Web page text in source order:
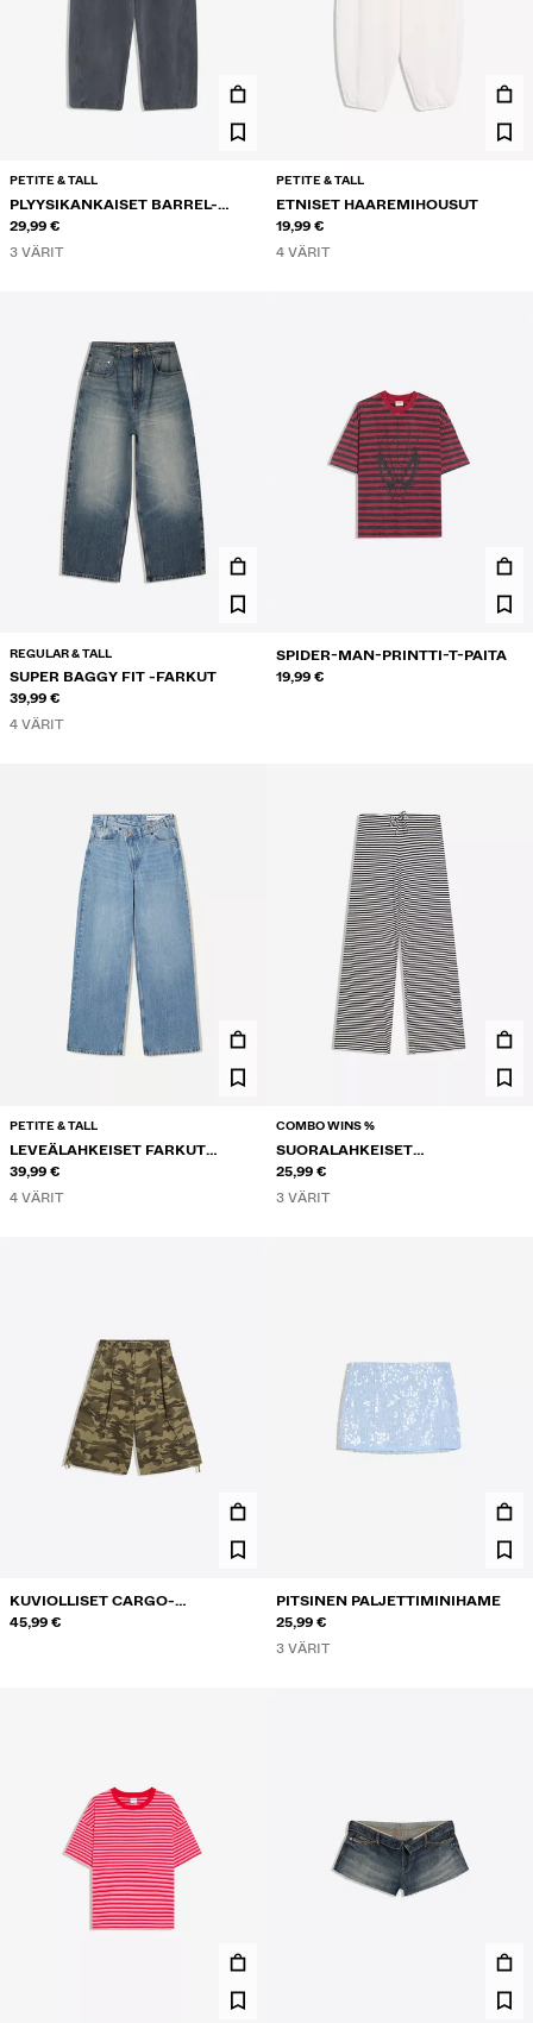
PETITE & TALL
PLYYSIKANKAISET BARREL-
HOUSUT STOPPAREILLA
29,99 €
3 VÄRIT
PETITE & TALL
ETNISET HAAREMIHOUSUT
19,99 €
4 VÄRIT
REGULAR & TALL
SUPER BAGGY FIT -FARKUT
39,99 €
4 VÄRIT
SPIDER-MAN-PRINTTI-T-PAITA
19,99 €
PETITE & TALL
LEVEÄLAHKEISET FARKUT
KIETAISUVYÖTÄRÖLLÄ
39,99 €
4 VÄRIT
COMBO WINS %
SUORALAHKEISET
RAITAHOUSUT PRINTTIKUOSILLA
25,99 €
3 VÄRIT
KUVIOLLISET CARGO-
BERMUDASHORTSIT
45,99 €
PITSINEN PALJETTIMINIHAME
25,99 €
3 VÄRIT